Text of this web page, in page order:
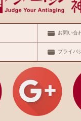
お問い合
プライバ